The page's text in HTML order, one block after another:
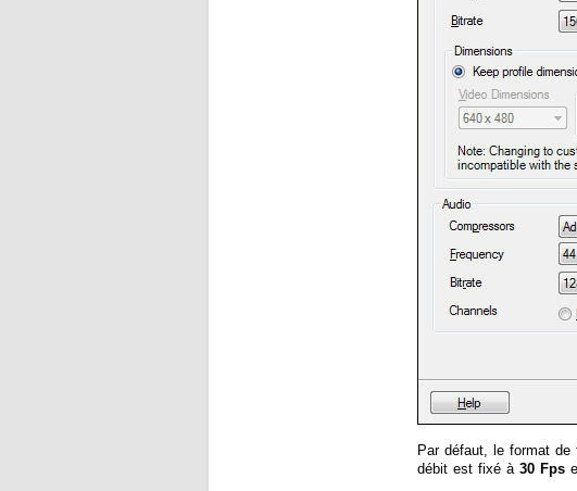
Par défaut, le format
débit est fixé à 30 Fps